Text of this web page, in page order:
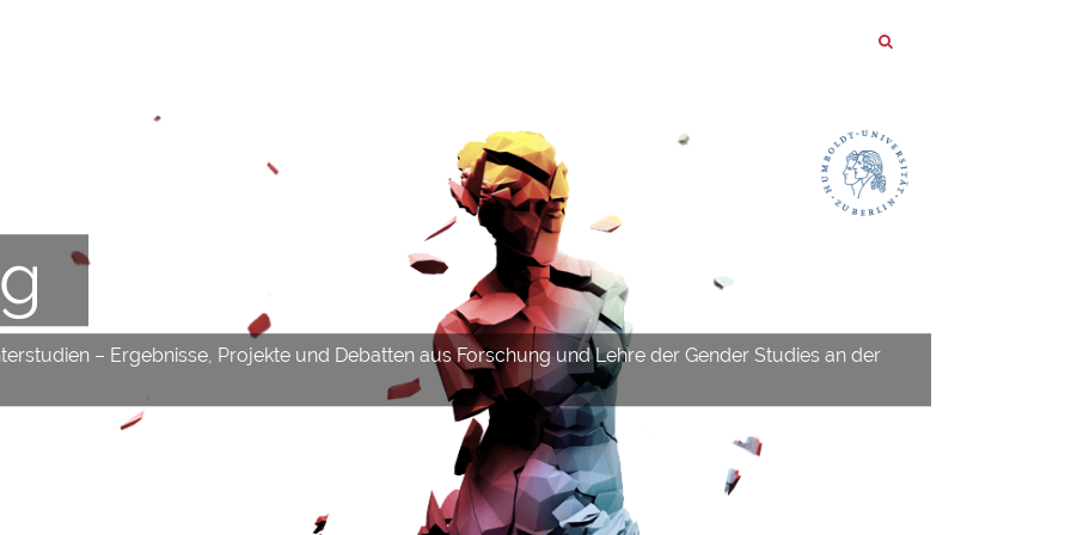
– Ergebnisse, Projekte und Debatten aus Forschung und Lehre der Gender Studies an der